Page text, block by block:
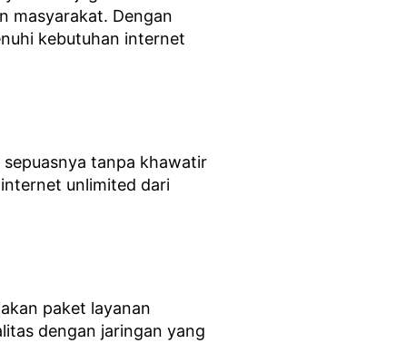
masyarakat. Dengan
kebutuhan internet
tanpa khawatir
unlimited dari
paket layanan
dengan jaringan yang